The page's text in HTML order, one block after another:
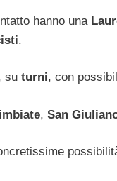
hanno una
.
su turni, con
, San